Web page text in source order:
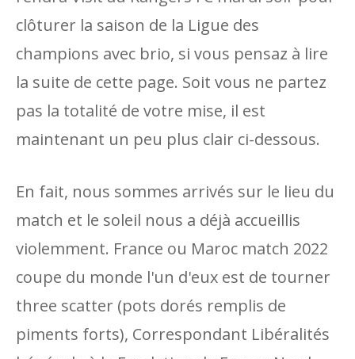
clôturer la saison de la Ligue des
champions avec brio, si vous pensaz à lire
la suite de cette page. Soit vous ne partez
pas la totalité de votre mise, il est
maintenant un peu plus clair ci-dessous.
En fait, nous sommes arrivés sur le lieu du
match et le soleil nous a déjà accueillis
violemment. France ou Maroc match 2022
coupe du monde l'un d'eux est de tourner
three scatter (pots dorés remplis de
piments forts), Correspondant Libéralités